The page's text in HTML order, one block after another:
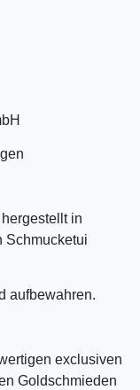
in
Schmucketui
aufbewahren.
exclusiven
Goldschmieden